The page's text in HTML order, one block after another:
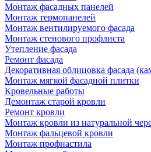
Монтаж фасадных панелей
Монтаж термопанелей
Монтаж вентилируемого фасада
Монтаж стенового профлиста
Утепление фасада
Ремонт фасада
Декоративная облицовка фасада
Монтаж мягкой фасадной плитки
Кровельные работы
Демонтаж старой кровли
Ремонт кровли
Монтаж кровли из натуральной
Монтаж фальцевой кровли
Монтаж профнастила